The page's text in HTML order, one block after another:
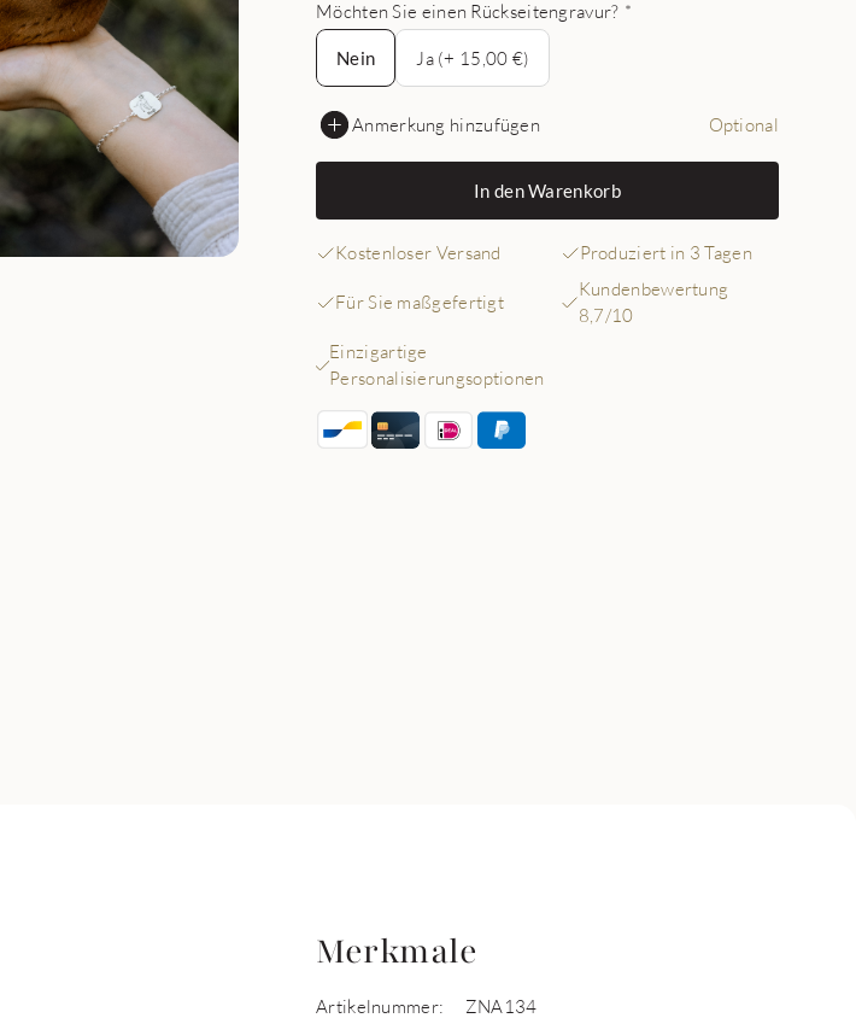
Möchten Sie einen Rückseitengravur? *
Nein
Nein
Ja (+ 15,00 €)
Anmerkung hinzufügen Optional
In den Warenkorb
Kostenloser Versand Produziert in 3 Tagen
Für Sie maßgefertigt
Kundenbewertung
8,7/10
Einzigartige
Personalisierungsoptionen
Merkmale
Artikelnummer:
ZNA134